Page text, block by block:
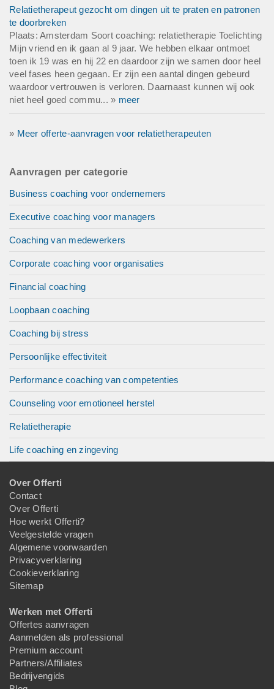
Relatietherapeut gezocht om dingen uit te praten en patronen
te doorbreken
Plaats: Amsterdam Soort coaching: relatietherapie Toelichting
Mijn vriend en ik gaan al 9 jaar. We hebben elkaar ontmoet
toen ik 19 was en hij 22 en daardoor zijn we samen door heel
veel fases heen gegaan. Er zijn een aantal dingen gebeurd
waardoor vertrouwen is verloren. Daarnaast kunnen wij ook
niet heel goed commu... » meer
» Meer offerte-aanvragen voor relatietherapeuten
Aanvragen per categorie
Business coaching voor ondernemers
Executive coaching voor managers
Coaching van medewerkers
Corporate coaching voor organisaties
Financial coaching
Loopbaan coaching
Coaching bij stress
Persoonlijke effectiviteit
Performance coaching van competenties
Counseling voor emotioneel herstel
Relatietherapie
Life coaching en zingeving
Over Offerti
Contact
Over Offerti
Hoe werkt Offerti?
Veelgestelde vragen
Algemene voorwaarden
Privacyverklaring
Cookieverklaring
Sitemap
Werken met Offerti
Offertes aanvragen
Aanmelden als professional
Premium account
Partners/Affiliates
Bedrijvengids